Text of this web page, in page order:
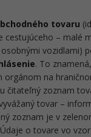
tovaru
cestujúceho – malé
vozidlami)
. To
orgánom na
čitateľný zoznam
tovar –
zoznam je v
Údaje o tovare vo